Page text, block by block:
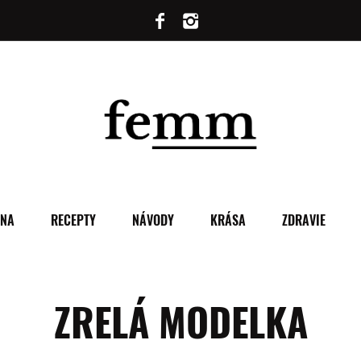
RECEPTY NÁVODY KRÁSA ZDRAVIE
ZRELÁ MODELKA